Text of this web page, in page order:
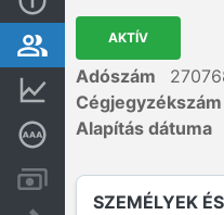
Személyek és
Mélyreható
Számlák és zárolások
AKTÍV
Adószám
Cégjegyzékszám
Alapítás dátuma
SZEMÉLYEK